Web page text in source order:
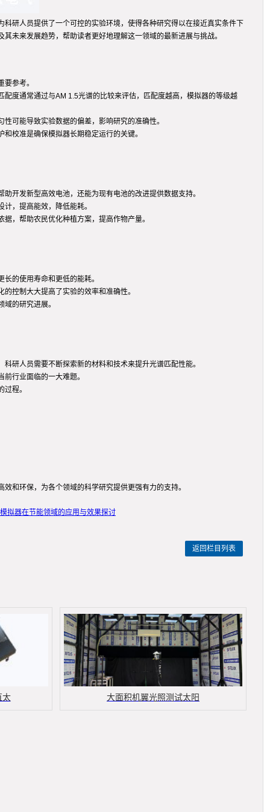
研人员提供了一个可控的实验环境，使得各种研究得以在接近真实条件下
未来发展趋势，帮助读者更好地理解这一领域的最新进展与挑战。
参考。
度通常通过与AM 1.5光谱的比较来评估，匹配度越高，模拟器的等级越
可能导致实验数据的偏差，影响研究的准确性。
校准是确保模拟器长期稳定运行的关键。
开发新型高效电池，还能为现有电池的改进提供数据支持。
，提高能效，降低能耗。
，帮助农民优化种植方案，提高作物产量。
的使用寿命和更低的能耗。
控制大大提高了实验的效率和准确性。
的研究进展。
研人员需要不断探索新的材料和技术来提升光谱匹配性能。
行业面临的一大难题。
程。
和环保，为各个领域的科学研究提供更强有力的支持。
拟器在节能领域的应用与效果探讨
返回栏目列表
太 大面积机翼光照测试太阳